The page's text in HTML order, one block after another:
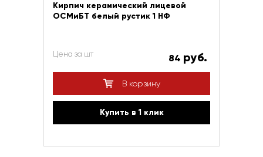
Кирпич керамический лицевой
ОСМиБТ белый рустик 1 НФ
Цена за шт 84 руб.
В корзину
Купить в 1 клик